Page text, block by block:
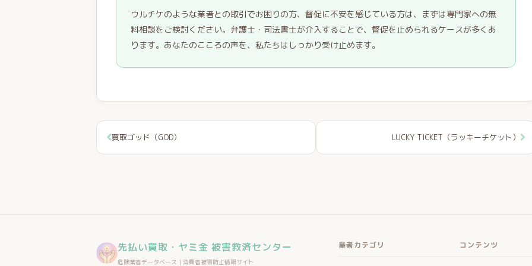
ウルチケのような業者との取引でお困りの方、督促に不安を感じている方は、まずは専門家への無
料相談をご検討ください。弁護士・司法書士が介入することで、督促を止められるケースが多くあ
ります。あなたのこころの声を、私たちはしっかり受け止めます。
買取ゴッド（GOD） LUCKY TICKET（ラッキーチケット）
先払い買取・ヤミ金 被害救済センター
危険業者データベース｜消費者被害防止情報サイト
業者カテゴリ コンテンツ